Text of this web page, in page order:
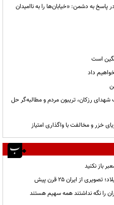
به دشمن: «خیابان‌ها را به ناامیدان
است
داد
رزکان، تریبون مردم و مطالبه‌گر حل
خزر و مخالفت با واگذاری امتیاز
باز نکنید
را نگه نداشتند همه سهیم هستند